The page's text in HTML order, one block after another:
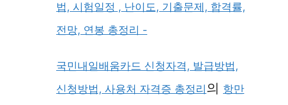
법, 시험일정 , 난이도, 기출문제, 합격률,
전망, 연봉 총정리 -
국민내일배움카드 신청자격, 발급방법,
신청방법, 사용처 자격증 총정리의 항만